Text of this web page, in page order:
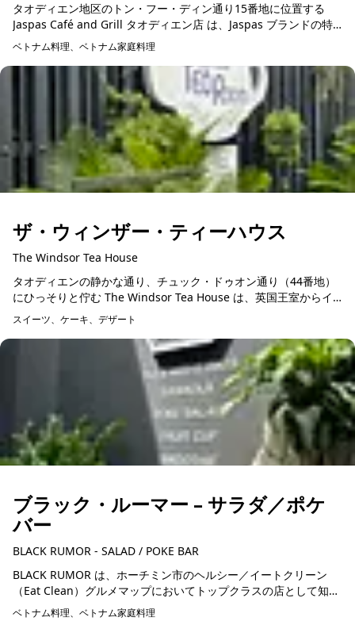
タオディエン地区のトン・フー・ディン通り15番地に位置する
Jaspas Café and Grill タオディエン店 は、Jaspas ブランドの特
別支店であり、料理の質の高さと、フレンドリー...
ベトナム料理、ベトナム家庭料理
ザ・ウィンザー・ティーハウス
The Windsor Tea House
タオディエンの静かな通り、チュック・ドゥオン通り（44番地）
にひっそりと佇む The Windsor Tea House は、英国王室からイ
ンスピレーションを受けたティーセレモニーと食体験を提供...
スイーツ、ケーキ、デザート
ブラック・ルーマー – サラダ／ポケ
バー
BLACK RUMOR - SALAD / POKE BAR
BLACK RUMOR は、ホーチミン市のヘルシー／イートクリーン
（Eat Clean）グルメマップにおいてトップクラスの店として知ら
れ、タオディエン（トン・フー・ディン通り35番地）と1区に主...
ベトナム料理、ベトナム家庭料理